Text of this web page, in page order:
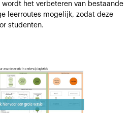
het verbeteren van bestaande
leerroutes mogelijk, zodat deze
studenten.